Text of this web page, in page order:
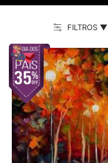
FILTROS ▼